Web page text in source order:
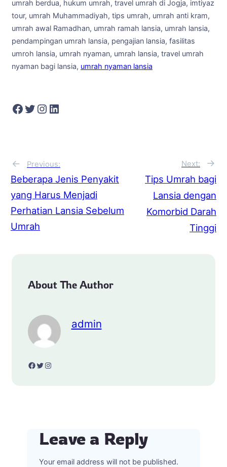
umrah berdua, hukum umrah, travel umrah di Jogja, imtiyaz
tour, umrah Muhammadiyah, tips umrah, umrah anti kram,
umrah awal Ramadhan, umrah ramah lansia, umrah lansia,
pendampingan umrah lansia, pengajian lansia, fasilitas
umroh lansia, umrah nyaman, umrah lansia, travel umrah
nyaman bagi lansia, umrah nyaman lansia
Facebook Twitter Instagram LinkedIn
← Previous:
Beberapa Jenis Penyakit
yang Harus Menjadi
Perhatian Lansia Sebelum
Umrah
Next:
Tips Umrah bagi
Lansia dengan
Komorbid Darah
Tinggi
→
About The Author
admin
Facebook Twitter Instagram
Leave a Reply
Your email address will not be published.